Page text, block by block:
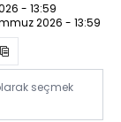
- 13:59
2026 - 13:59
seçmek